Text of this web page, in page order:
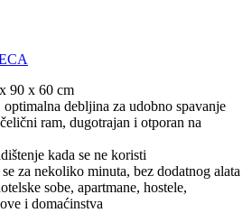
90 x 60 cm
optimalna debljina za udobno spavanje
čelični ram, dugotrajan i otporan na
kada se ne koristi
za nekoliko minuta, bez dodatnog alata
sobe, apartmane, hostele,
i domaćinstva